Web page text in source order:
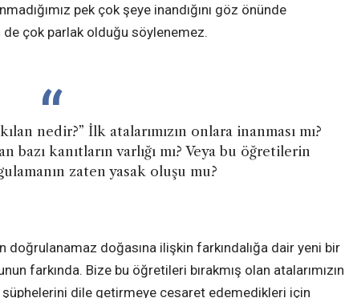
pek çok şeye inandığını göz önünde
çok parlak olduğu söylenemez.
nedir?” İlk atalarımızın onlara inanması mı?
kanıtların varlığı mı? Veya bu öğretilerin
zaten yasak oluşu mu?
doğrulanamaz doğasına ilişkin farkındalığa dair yeni bir
farkında. Bize bu öğretileri bırakmış olan atalarımızın
şüphelerini dile getirmeye cesaret edemedikleri için